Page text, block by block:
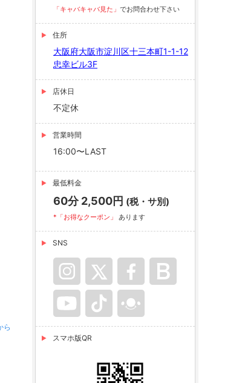
ら
「キャバキャバ見た」 でお問合わせ下さい
住所
大阪府大阪市淀川区十三本町1-1-12
忠幸ビル3F
店休日
不定休
営業時間
16:00〜LAST
最低料金
60分 2,500円 (税・サ別)
*「お得なクーポン」 あります
SNS
スマホ版QR